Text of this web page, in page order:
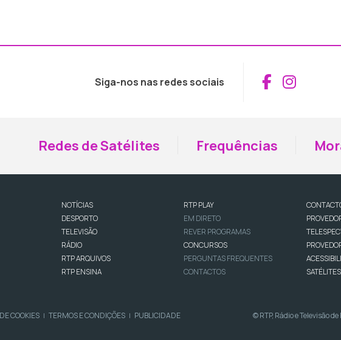
Siga-nos nas redes sociais Aceder
Redes de Satélites Frequências
NOTÍCIAS
DESPORTO
TELEVISÃO
RÁDIO
RTP ARQUIVOS
RTP ENSINA
RTP PLAY
EM DIRETO
REVER PROGRAMAS
CONCURSOS
PERGUNTAS FREQUENTES
CONTACTOS
SATÉLITES
COOKIES | TERMOS E CONDIÇÕES | PUBLICIDADE © RTP, Rádio e Televisão